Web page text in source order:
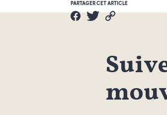
PARTAGER CET ARTICLE